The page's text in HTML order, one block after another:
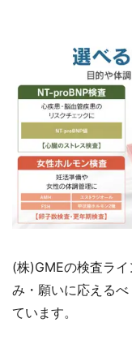
(株)GMEの検査ラ
み・願いに応える
ています。